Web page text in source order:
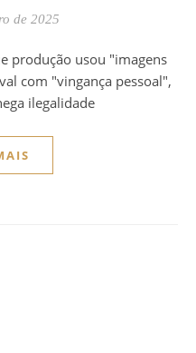
de 2025
com "vingança pessoal",
ilegalidade